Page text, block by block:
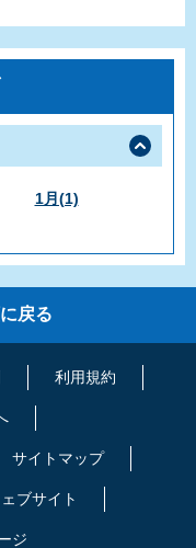
1月(1)
戻る
利用規約
サイトマップ
ブサイト
ジ